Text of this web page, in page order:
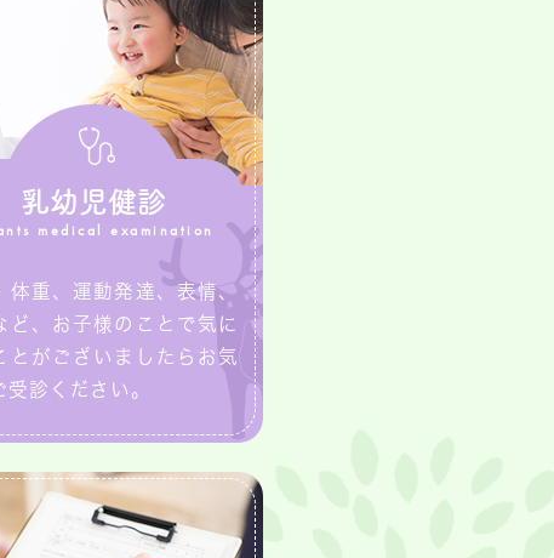
乳幼児健診
medical examination
体重、運動発達、表情、
ど、お子様のことで気に
とがございましたらお気
受診ください。